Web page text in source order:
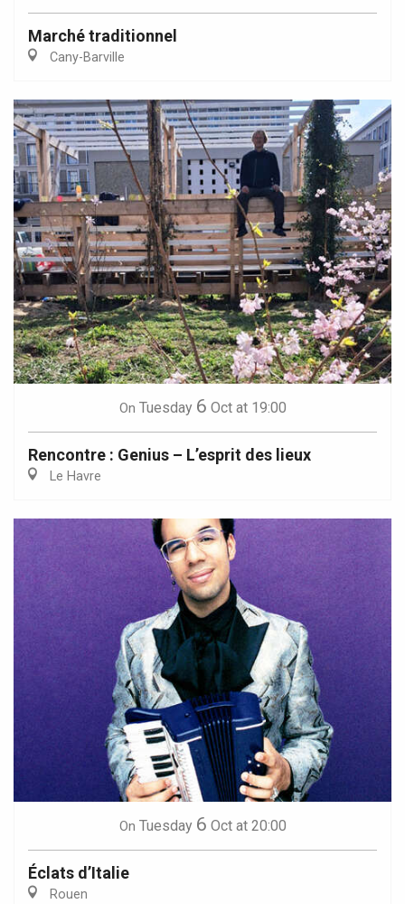
Marché traditionnel
Cany-Barville
On Tuesday 6 Oct at 19:00
Rencontre : Genius – L’esprit des lieux
Le Havre
On Tuesday 6 Oct at 20:00
Éclats d’Italie
Rouen